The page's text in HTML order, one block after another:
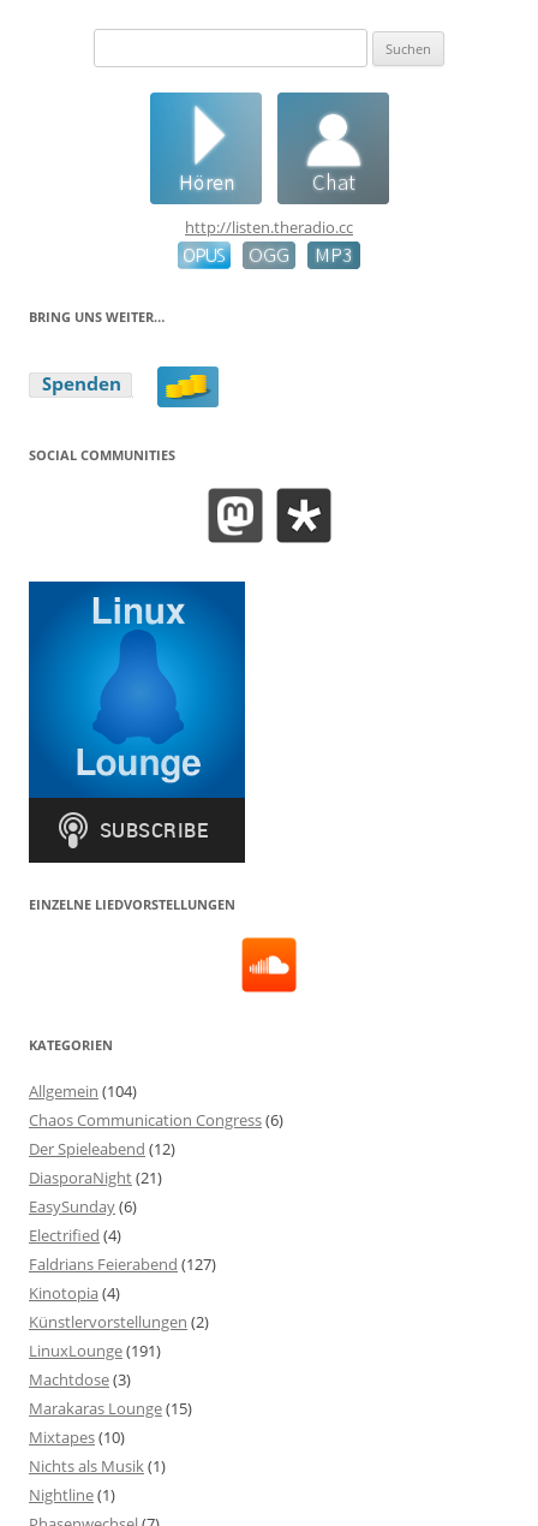
http://listen.theradio.cc
BRING UNS WEITER…
SOCIAL COMMUNITIES
EINZELNE LIEDVORSTELLUNGEN
KATEGORIEN
Allgemein (104)
Chaos Communication Congress(6)
Der Spieleabend (12)
DiasporaNight(21)
EasySunday(6)
Electrified (4)
Faldrians Feierabend (127)
Kinotopia(4)
Künstlervorstellungen (2)
LinuxLounge(191)
Machtdose(3)
Marakaras Lounge(15)
Mixtapes(10)
Nichts als Musik(1)
Nightline(1)